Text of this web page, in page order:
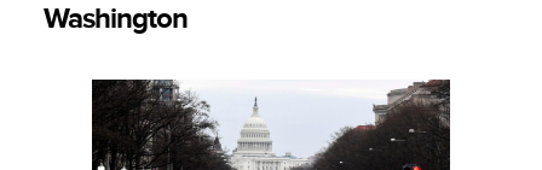
Washington